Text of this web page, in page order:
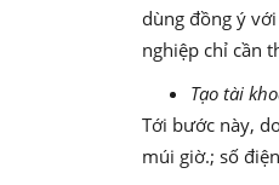
dùng đồng ý
nghiệp chỉ cần
Tạo tài
Tới bước này,
múi giờ.; số